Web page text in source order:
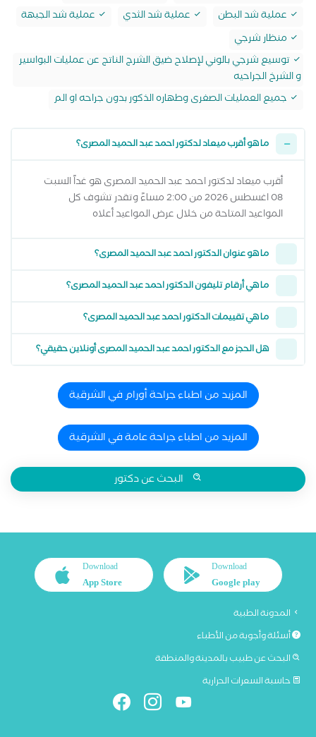
عملية شد البطن
عملية شد الثدي
عملية شد الجبهة
منظار شرجي
توسيع شرجي بالوني لإصلاح ضيق الشرج الناتج عن عمليات البواسير
و الشرخ الجراحيه
جميع العمليات الصغرى وطهاره الذكور بدون جراحه او الم
ما هو أقرب ميعاد لدكتور احمد عبد الحميد المصرى؟
أقرب ميعاد لدكتور احمد عبد الحميد المصرى هو غداً السبت
08 اغسطس 2026 من 2:00 مساءً وتقدر تشوف كل
المواعيد المتاحة من خلال عرض المواعيد أعلاه
ما هو عنوان الدكتور احمد عبد الحميد المصرى؟
ما هي أرقام تليفون الدكتور احمد عبد الحميد المصرى؟
ما هي تقييمات الدكتور احمد عبد الحميد المصرى؟
هل الحجز مع الدكتور احمد عبد الحميد المصرى أونلاين حقيقي؟
المزيد من اطباء جراحة أورام في الشرقية
المزيد من اطباء جراحة عامة في الشرقية
البحث عن دكتور
Download
Google play
Download
App Store
المدونة الطبية
أسئلة وأجوبة من الأطباء
البحث عن طبيب بالمدينة والمنطقة
حاسبة السعرات الحرارية